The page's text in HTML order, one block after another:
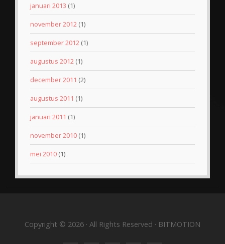
januari 2013 (1)
november 2012 (1)
september 2012 (1)
augustus 2012 (1)
december 2011 (2)
augustus 2011 (1)
januari 2011 (1)
november 2010 (1)
mei 2010 (1)
Copyright © 2026 · All Rights Reserved · BITMOTION